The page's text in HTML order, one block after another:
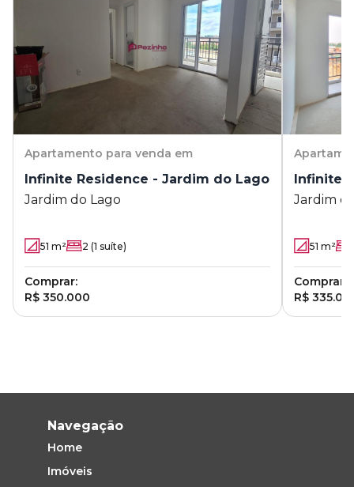
Apartamento para venda em
Infinite Residence - Jardim do Lago
Jardim do Lago
51 m² 2 (1 suíte)
Comprar:
R$ 350.000
Infinite
Jardim
51 m²
Comprar:
R$
Navegação
Home
Imóveis